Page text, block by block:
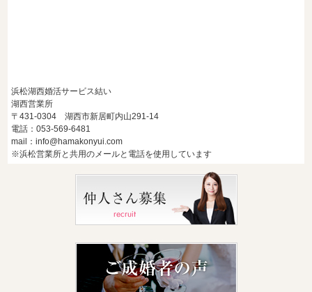
浜松湖西婚活サービス結い
湖西営業所
〒431-0304 湖西市新居町内山291-14
電話：053-569-6481
mail：info@hamakonyui.com
※浜松営業所と共用のメールと電話を使用しています